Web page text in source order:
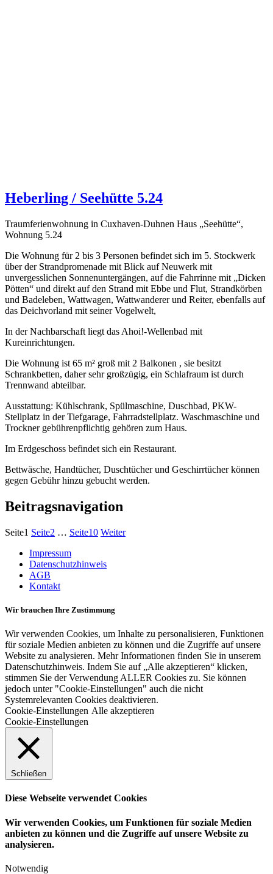
Heberling / Seehütte 5.24
Traumferienwohnung in Cuxhaven-Duhnen Haus „Seehütte“,
Wohnung 5.24
Die Wohnung für 2 bis 3 Personen befindet sich im 5. Stockwerk
über der Strandpromenade mit Blick auf Neuwerk mit
unvergesslichen Sonnenuntergängen, auf die Fahrrinne mit „Dicken
Pötten“ und direkt auf den Strand mit Ebbe und Flut, Strandkörben
und Badeleben, Wattwagen, Wattwanderer und Reiter, ebenfalls auf
das Deichvorland mit seiner Vogelwelt,
In der Nachbarschaft liegt das Ahoi!-Wellenbad mit
Kureinrichtungen.
Die Wohnung ist 65 m² groß mit 2 Balkonen , sie besitzt
Schrankbetten, daher sehr großzügig, ein Schlafraum ist durch
Trennwand abteilbar.
Ausstattung: Kühlschrank, Spülmaschine, Duschbad, PKW-
Stellplatz in der Tiefgarage, Fahrradstellplatz. Waschmaschine und
Trockner gebührenpflichtig gehören zum Haus.
Im Erdgeschoss befindet sich ein Restaurant.
Bettwäsche, Handtücher, Duschtücher und Geschirrtücher können
gegen Gebühr hinzu gebucht werden.
Beitragsnavigation
Seite1 Seite2 … Seite10 Weiter
Impressum
Datenschutzhinweis
AGB
Kontakt
Wir brauchen Ihre Zustimmung
Wir verwenden Cookies, um Inhalte zu personalisieren, Funktionen
für soziale Medien anbieten zu können und die Zugriffe auf unsere
Website zu analysieren. Mehr Informationen finden Sie in unserem
Datenschutzhinweis. Indem Sie auf „Alle akzeptieren“ klicken,
stimmen Sie der Verwendung ALLER Cookies zu. Sie können
jedoch unter "Cookie-Einstellungen" auch die nicht
Systemrelevanten Cookies deaktivieren.
Cookie-Einstellungen Alle akzeptieren
Cookie-Einstellungen
Schließen
Diese Webseite verwendet Cookies
Wir verwenden Cookies, um Funktionen für soziale Medien
anbieten zu können und die Zugriffe auf unsere Website zu
analysieren.
Notwendig